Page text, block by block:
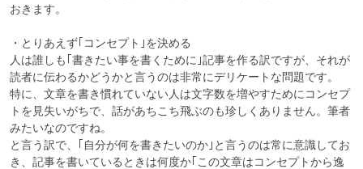
おきます。
・とりあえず｢コンセプト｣を決める
人は誰しも｢書きたい事を書くために｣記事を作る訳ですが、それが
読者に伝わるかどうかと言うのは非常にデリケートな問題です。
特に、文章を書き慣れていない人は文字数を増やすためにコンセプ
トを見失いがちで、話があちこち飛ぶのも珍しくありません。筆者
みたいなのですね。
と言う訳で、｢自分が何を書きたいのか｣と言うのは常に意識してお
き、記事を書いているときは何度か｢この文章はコンセプトから逸